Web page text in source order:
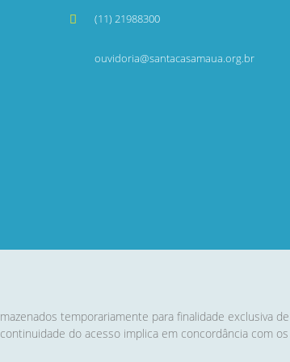
temporariamente para finalidade exclusiva
do acesso implica em concordância com
(11) 21988300
ouvidoria@santacasamaua.org.br